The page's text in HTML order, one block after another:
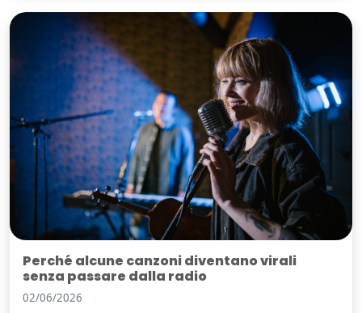
Perché alcune canzoni diventano virali
senza passare dalla radio
02/06/2026